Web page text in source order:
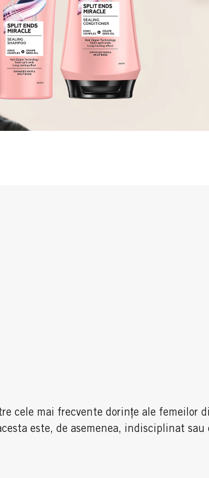
cele mai frecvente dorințe ale femeilor
este, de asemenea, indisciplinat